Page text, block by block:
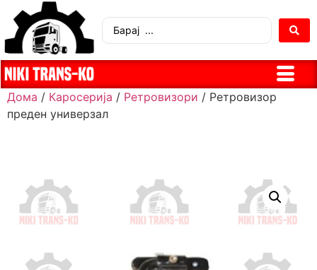
Дома / Каросерија / Ретровизори / Ретровизор
преден универзал